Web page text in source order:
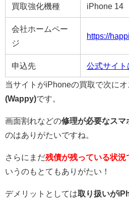
買取強化機種 iPhone 14
会社ホームペー
ジ
https://
申込先 公式サイト
当サイトがiPhoneの買取で次に
(Wappy)です。
画面割れなどの修理が必要なスマ
のはありがたいですね。
さらにまだ残債が残っている状況
いうのもとてもありがたい！
デメリットとしては取り扱いが